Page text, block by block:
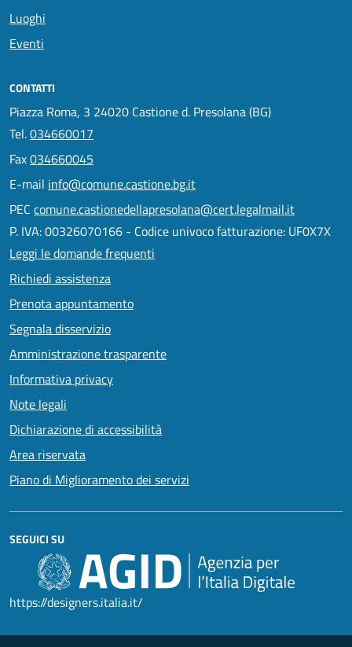
Luoghi
Eventi
CONTATTI
Piazza Roma, 3 24020 Castione d. Presolana (BG)
Tel.034660017
Fax034660045
E-mail info@comune.castione.bg.it
PEC comune.castionedellapresolana@cert.legalmail.it
P. IVA: 00326070166 - Codice univoco fatturazione: UF0X7X
Leggi le domande frequenti
Richiedi assistenza
Prenota appuntamento
Segnala disservizio
Amministrazione trasparente
Informativa privacy
Note legali
Dichiarazione di accessibilità
Area riservata
Piano di Miglioramento dei servizi
SEGUICI SU
https://designers.italia.it/